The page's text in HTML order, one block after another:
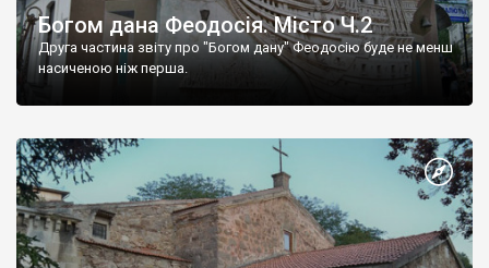
Богом дана Феодосія. Місто Ч.2
Друга частина звіту про "Богом дану" Феодосію буде не менш
насиченою ніж перша.